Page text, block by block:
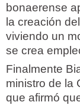
bonaerense
la creación
viviendo un
se crea
Finalmente
ministro de la
que afirmó